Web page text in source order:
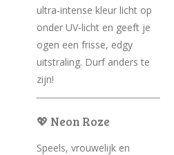
ultra-intense kleur licht op
onder UV-licht en geeft je
ogen een frisse, edgy
uitstraling. Durf anders te
zijn!
💖 Neon Roze
Speels, vrouwelijk en